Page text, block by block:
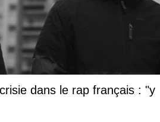
dans le rap français : "y